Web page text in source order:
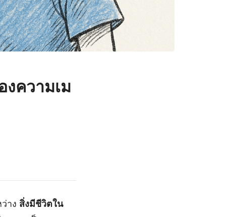
ความเม
าง สิ่งมีชีวิตใน